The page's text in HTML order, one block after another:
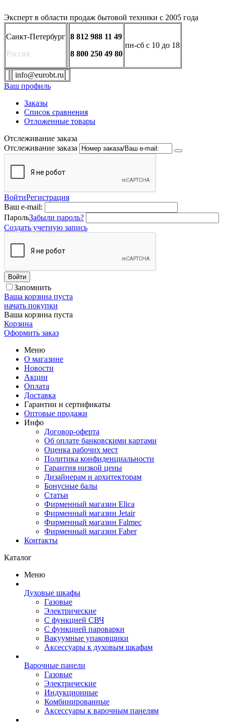
Эксперт в области продаж бытовой техники с 2005 года
Санкт-Петербург
Россия
8 812 988 11 49
8 800 250 49 80
пн-сб с 10 до 18
info@eurobt.ru
Ваш профиль
Заказы
Список сравнения
Отложенные товары
Отслеживание заказа
Отслеживание заказа
ВойтиРегистрация
Ваш e-mail:
ПарольЗабыли пароль?
Создать учетную запись
Войти
Запомнить
Ваша корзина пуста
начать покупки
Ваша корзина пуста
Корзина
Оформить заказ
Меню
О магазине
Новости
Акции
Оплата
Доставка
Гарантии и сертификаты
Оптовые продажи
Инфо
Договор-оферта
Об оплате банковскими картами
Оценка рабочих мест
Политика конфиденциальности
Гарантия низкой цены
Дизайнерам и архитекторам
Бонусные балы
Статьи
Фирменный магазин Elica
Фирменный магазин Jetair
Фирменный магазин Falmec
Фирменный магазин Faber
Контакты
Каталог
Меню
Духовые шкафы
Газовые
Электрические
С функцией СВЧ
С функцией пароварки
Вакуумные упаковщики
Аксессуары к духовым шкафам
Варочные панели
Газовые
Электрические
Индукционные
Комбинированные
Аксессуары к варочным панелям